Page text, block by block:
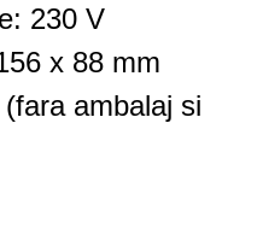
230 V
x 88 mm
ambalaj si